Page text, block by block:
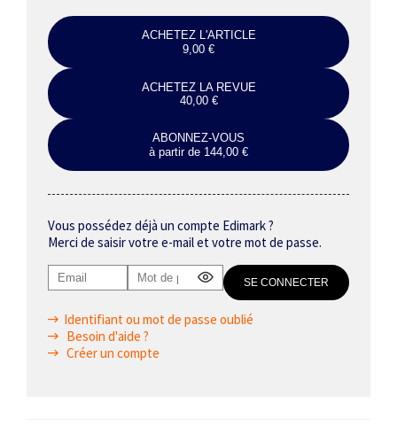
ACHETEZ L'ARTICLE
9,00 €
ACHETEZ LA REVUE
40,00 €
ABONNEZ-VOUS
à partir de 144,00 €
Vous possédez déjà un compte Edimark ?
Merci de saisir votre e-mail et votre mot de passe.
Identifiant ou mot de passe oublié
Besoin d'aide ?
Créer un compte